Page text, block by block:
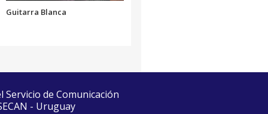
Guitarra Blanca
de Comunicación
- Uruguay